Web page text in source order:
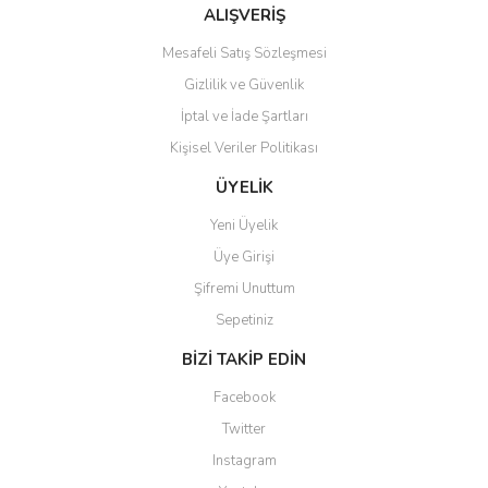
Bu ürüne benzer farklı alternatifler olmalı.
Gönder
ALIŞVERİŞ
Mesafeli Satış Sözleşmesi
Gizlilik ve Güvenlik
İptal ve İade Şartları
Kişisel Veriler Politikası
ÜYELİK
Yeni Üyelik
Üye Girişi
Şifremi Unuttum
Sepetiniz
BİZİ TAKİP EDİN
Facebook
Twitter
Instagram